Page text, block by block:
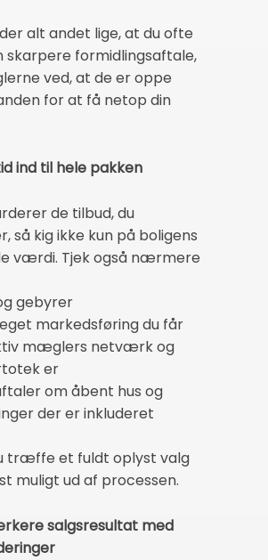
alt andet lige, at du ofte
skarpere formidlingsaftale,
ved, at de er oppe
for at få netop din
ind til hele pakken
de tilbud, du
så kig ikke kun på boligens
værdi. Tjek også nærmere
gebyrer
markedsføring du får
mæglers netværk og
er
om åbent hus og
der er inkluderet
træffe et fuldt oplyst valg
muligt ud af processen.
salgsresultat med